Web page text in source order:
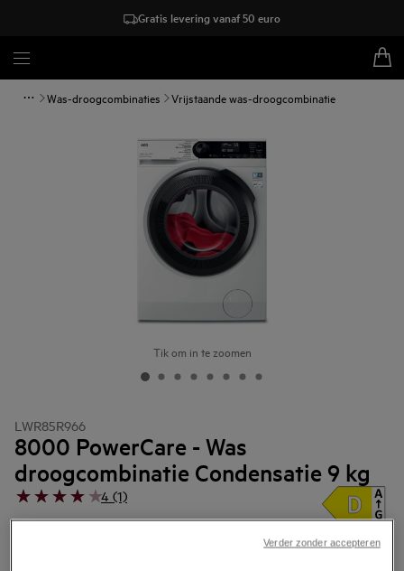
Gratis levering vanaf 50 euro
Was-droogcombinaties Vrijstaande was-droogcombinatie
Tik om in te zoomen
LWR85R966
8000 PowerCare - Was
droogcombinatie Condensatie 9 kg
4 (1)
Verder zonder accepteren